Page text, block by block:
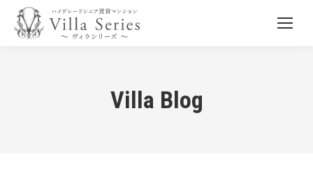
Villa Blog